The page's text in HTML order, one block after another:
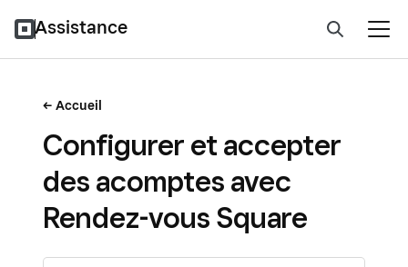
Assistance
Accueil
Configurer et accepter
des acomptes avec
Rendez-vous Square